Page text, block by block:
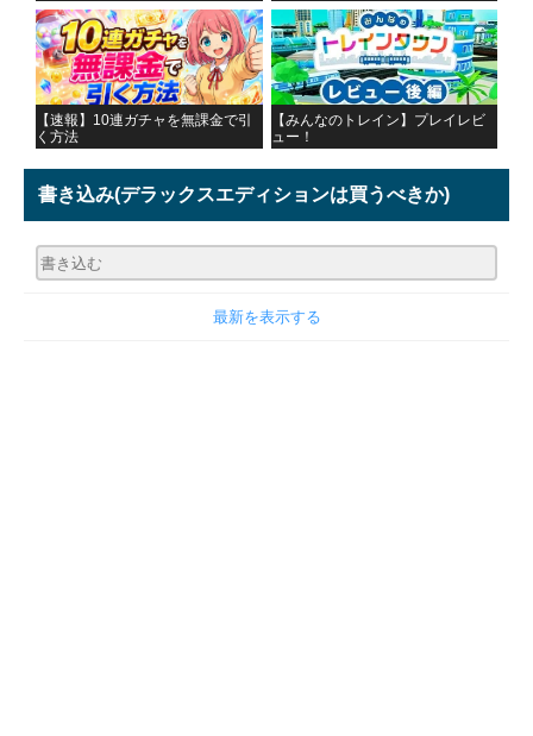
【速報】10連ガチャを無課金で引
く方法
【みんなのトレイン】プレイレビ
ュー！
書き込み(デラックスエディションは買うべきか)
最新を表示する